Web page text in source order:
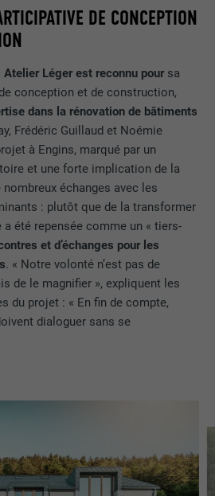
DE CONCEPTION
Atelier Léger est reconnu pour sa
conception et de construction,
dans la rénovation de bâtiments
Frédéric Guillaud et Noémie
à Engins, marqué par un
et une forte implication de la
échanges avec les
: plutôt que de la transformer
a été repensée comme un « tiers-
et d’échanges pour les
. « Notre volonté n’est pas de
de le magnifier », expliquent les
du projet : « En fin de compte,
dialoguer sans se